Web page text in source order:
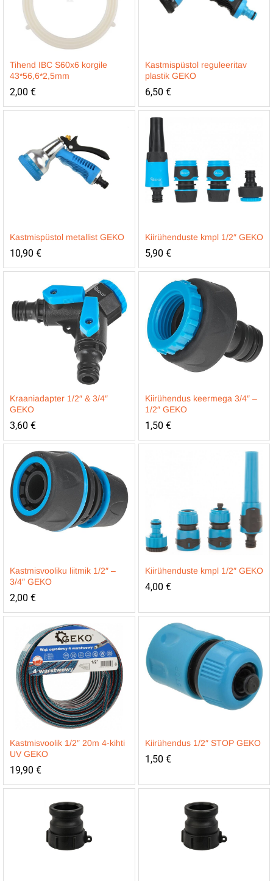
Tihend IBC S60x6 korgile
43*56,6*2,5mm
2,00 €
Kastmispüstol reguleeritav
plastik GEKO
6,50 €
Kastmispüstol metallist GEKO
10,90 €
Kiirühenduste kmpl 1/2″ GEKO
5,90 €
Kraaniadapter 1/2″ & 3/4″
GEKO
3,60 €
Kiirühendus keermega 3/4″ –
1/2″ GEKO
1,50 €
Kastmisvooliku liitmik 1/2″ –
3/4″ GEKO
2,00 €
Kiirühenduste kmpl 1/2″ GEKO
4,00 €
Kastmisvoolik 1/2″ 20m 4-kihti
UV GEKO
19,90 €
Kiirühendus 1/2″ STOP GEKO
1,50 €